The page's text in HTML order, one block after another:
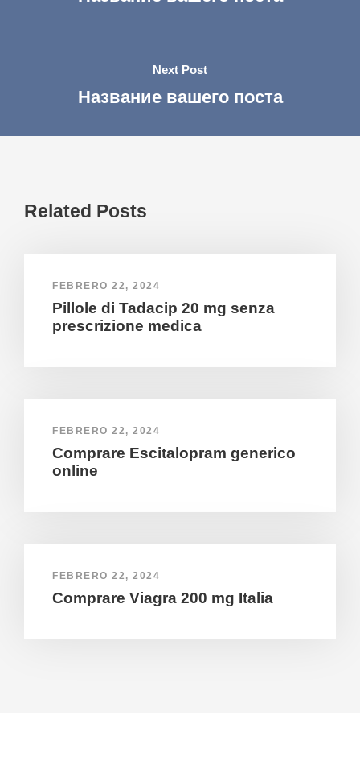
Next Post
Название вашего поста
Related Posts
FEBRERO 22, 2024
Pillole di Tadacip 20 mg senza
prescrizione medica
FEBRERO 22, 2024
Comprare Escitalopram generico
online
FEBRERO 22, 2024
Comprare Viagra 200 mg Italia